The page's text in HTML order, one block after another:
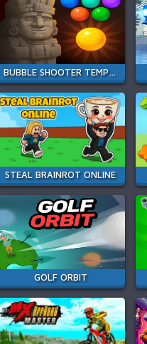
BUBBLE SHOOTER TEMPLE JEWELS
STEAL BRAINROT ONLINE
GOLF ORBIT